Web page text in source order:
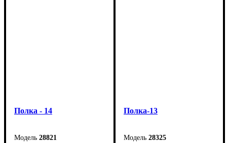
Полка - 14
28821
Полка-13
28325